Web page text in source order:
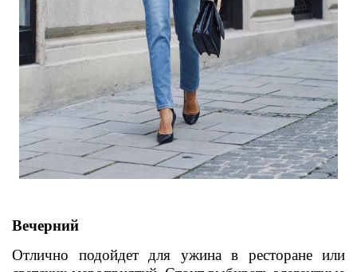
Вечерний
Отлично подойдет для ужина в ресторане или